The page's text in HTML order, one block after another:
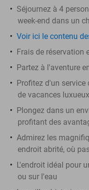
Séjournez à 4
week-end dans un
Voir ici le contenu
Frais de réservation
Partez à l'aventure
Profitez d'un
de vacances
Plongez dans un
profitant des
Admirez les
endroit abrité, où
L'endroit idéal pour
ou sur l'eau